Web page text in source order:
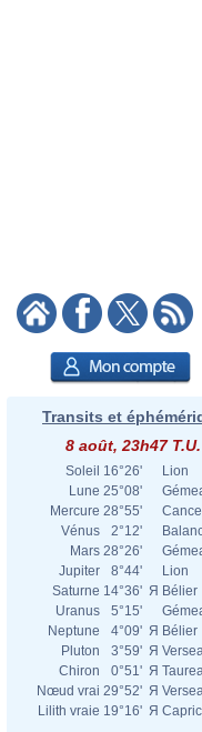
Transits et
8 août, 23h47 T.U.
Soleil 16°26'
Lion
Lune 25°08'
Mercure 28°55'
Vénus
2°12'
Mars 28°26'
Jupiter
8°44'
Lion
Saturne 14°36' Я Bélier
Uranus
5°15'
Neptune
4°09' Я Bélier
Pluton
3°59' Я
Chiron
0°51' Я
Nœud vrai 29°52' Я
Lilith vraie 19°16' Я